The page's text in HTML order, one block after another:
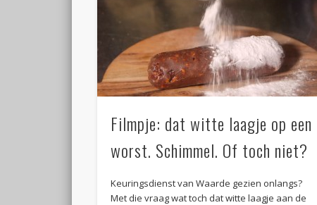
Filmpje: dat witte laagje op een
worst. Schimmel. Of toch niet?
Keuringsdienst van Waarde gezien onlangs?
Met die vraag wat toch dat witte laagje aan de